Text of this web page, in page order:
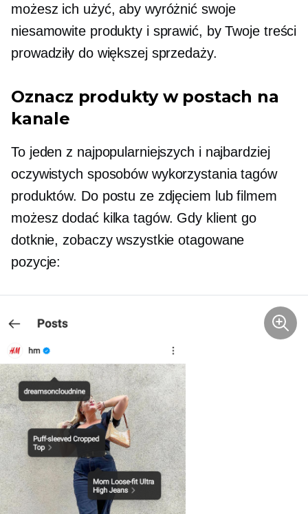
możesz ich użyć, aby wyróżnić swoje
niesamowite produkty i sprawić, by Twoje treści
prowadziły do ​​większej sprzedaży.
Oznacz produkty w postach na
kanale
To jeden z najpopularniejszych i najbardziej
oczywistych sposobów wykorzystania tagów
produktów. Do postu ze zdjęciem lub filmem
możesz dodać kilka tagów. Gdy klient go
dotknie, zobaczy wszystkie otagowane
pozycje: